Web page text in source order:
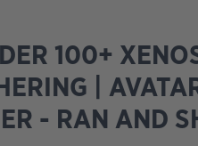
100+
|
- RAN AND